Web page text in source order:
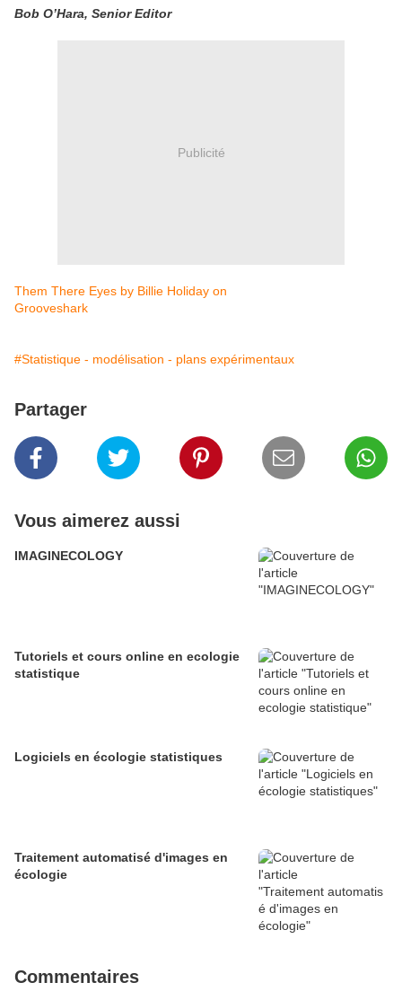
Bob O’Hara, Senior Editor
Publicité
Them There Eyes by Billie Holiday on
Grooveshark
#Statistique - modélisation - plans expérimentaux
Partager
Vous aimerez aussi
IMAGINECOLOGY
Tutoriels et cours online en ecologie
statistique
Logiciels en écologie statistiques
Traitement automatisé d'images en
écologie
Commentaires